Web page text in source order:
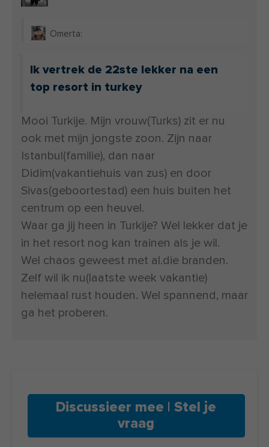
Omerta:
Ik vertrek de 22ste lekker na een
top resort in turkey
Mooi Turkije. Mijn vrouw(Turks) zit er nu
ook met mijn jongste zoon. Zijn naar
Istanbul(familie), dan naar
Didim(vakantiehuis van zus) en door
Sivas(geboortestad) een huis buiten het
centrum op een heuvel.
Waar ga jij heen in Turkije? Wel lekker dat je
in het resort nog kan trainen als je wil.
Wel chaos geweest met al.die branden.
Zelf wil ik nu(laatste week vakantie)
helemaal rust houden. Wel spannend, maar
ga het proberen.
Discussieer mee | Stel je
vraag